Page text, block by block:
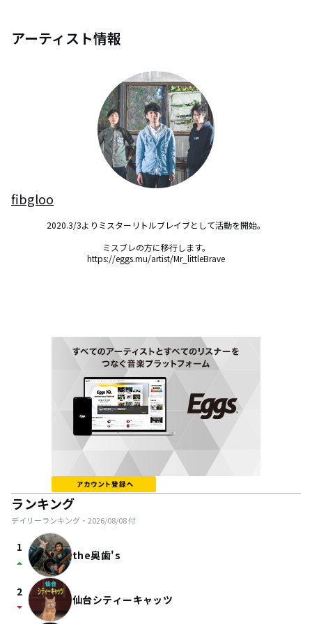
アーティスト情報
fibgloo
2020.3/3よりミスターリトルブレイブとして活動を開始。
ミスブレの方に移行します。
https://eggs.mu/artist/Mr_littleBrave
ランキング
デイリーランキング・ 2026/08/08付
1
arrow_drop_up the奥歯's
2
arrow_drop_down 仙台シティーキャッツ